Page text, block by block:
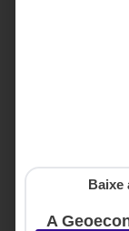
Baixe
A